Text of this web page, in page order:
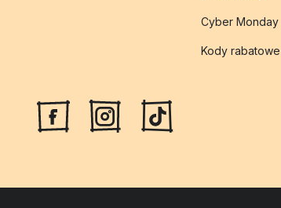
Cyber Monday
Kody rabatowe